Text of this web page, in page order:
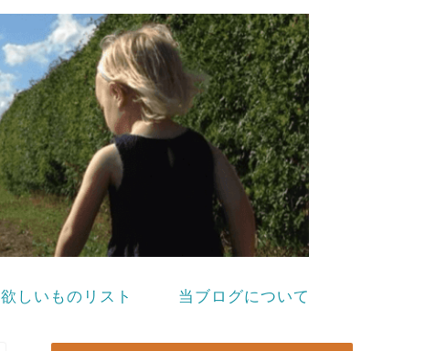
欲しいものリスト 当ブログについて